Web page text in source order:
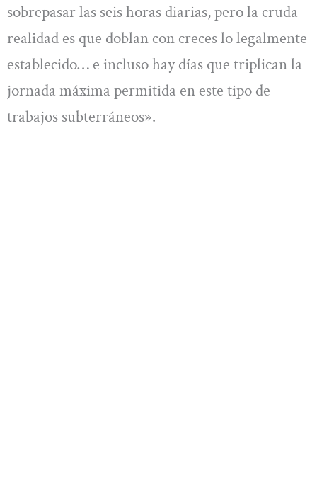
sobrepasar las seis horas diarias, pero la cruda
realidad es que doblan con creces lo legalmente
establecido… e incluso hay días que triplican la
jornada máxima permitida en este tipo de
trabajos subterráneos».